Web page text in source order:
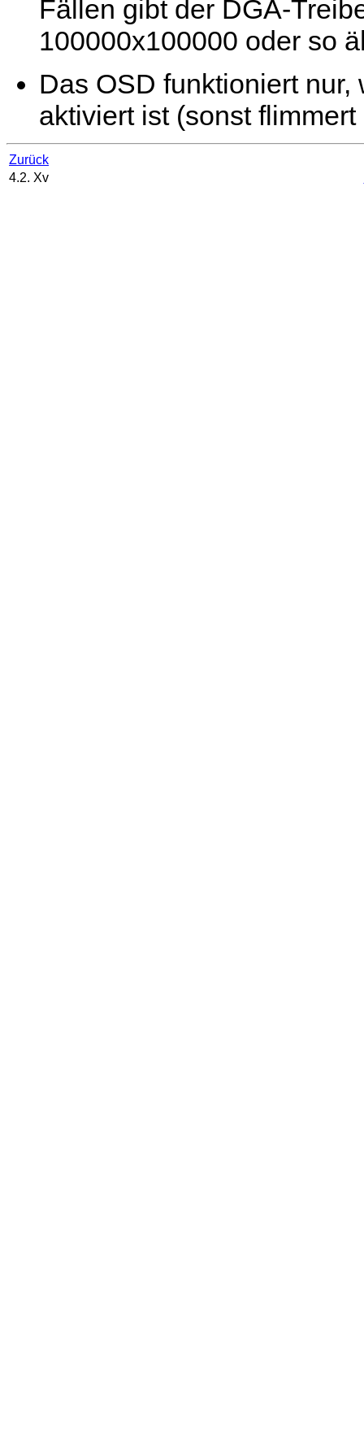
Fällen gibt der DGA-
100000x100000 oder so
Das OSD funktioniert
aktiviert ist (sonst flimmert
Zurück
4.2. Xv